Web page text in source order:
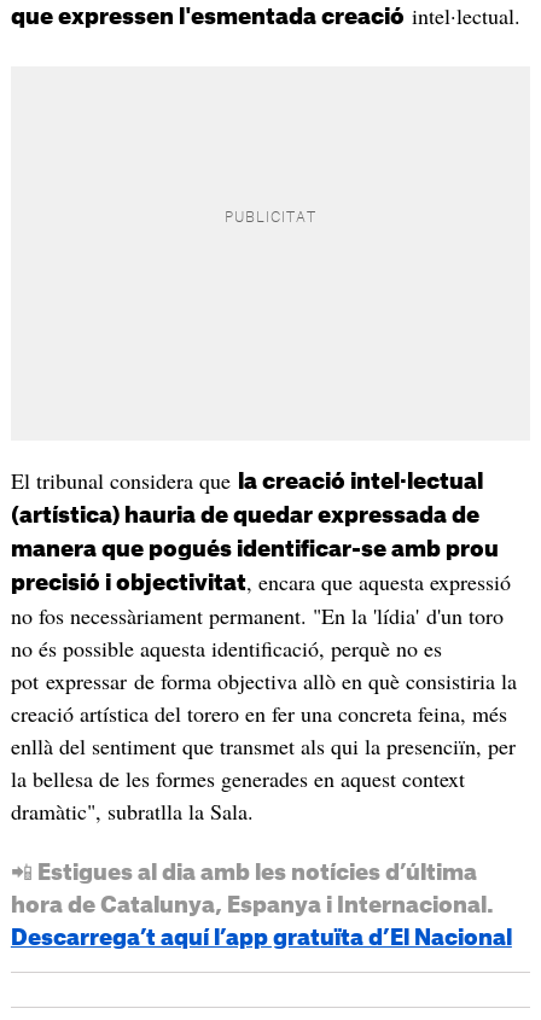
que expressen l'esmentada creació intel·lectual.
El tribunal considera que
la creació intel·lectual
(artística) hauria de quedar expressada de
manera que pogués identificar-se amb prou
precisió i objectivitat, encara que aquesta expressió
no fos necessàriament permanent. "En la 'lídia' d'un toro
no és possible aquesta identificació, perquè no es
pot expressar de forma objectiva allò en què consistiria la
creació artística del torero en fer una concreta feina, més
enllà del sentiment que transmet als qui la presenciïn, per
la bellesa de les formes generades en aquest context
dramàtic", subratlla la Sala.
📲 Estigues al dia amb les notícies d’última
hora de Catalunya, Espanya i Internacional.
Descarrega’t aquí l’app gratuïta d’El Nacional